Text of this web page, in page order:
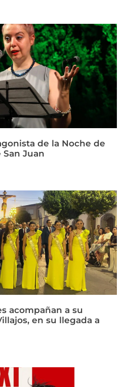
de la Noche de
San Juan
acompañan a su
en su llegada a